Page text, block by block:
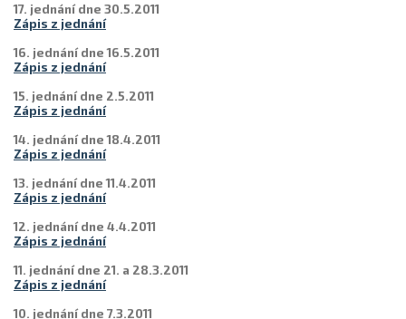
17. jednání dne 30.5.2011
Zápis z jednání
16. jednání dne 16.5.2011
Zápis z jednání
15. jednání dne 2.5.2011
Zápis z jednání
14. jednání dne 18.4.2011
Zápis z jednání
13. jednání dne 11.4.2011
Zápis z jednání
12. jednání dne 4.4.2011
Zápis z jednání
11. jednání dne 21. a 28.3.2011
Zápis z jednání
10. jednání dne 7.3.2011